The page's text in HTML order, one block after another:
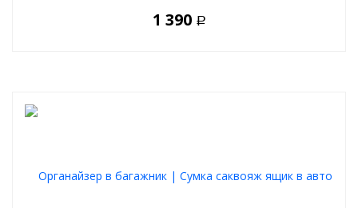
1 390 Р